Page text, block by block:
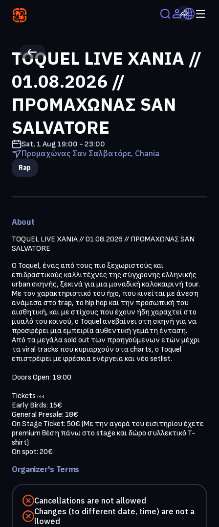
TOQUEL LIVE ΧΑΝΙΑ //
01.08.2026 //
ΠΡΟΜΑΧΩΝΑΣ SAN
SALVATORE
Sat, 1 Aug19:00 - 23:00
Προμαχώνας Σαν Σαλβατόρε, Chania
Rap
About
TOQUEL LIVE ΧΑΝΙΑ // 01.08.2026 // ΠΡΟΜΑΧΩΝΑΣ SAN
SALVATORE
Ο Toquel, ένας από τους πιο ξεχωριστούς και
επιδραστικούς καλλιτέχνες της σύγχρονης ελληνικής
urban σκηνής, ξεκινά για μια μοναδική καλοκαιρινή tour.
Με τον χαρακτηριστικό του ήχο, που κινείται με άνεση
ανάμεσα στο trap, το hip hop και την προσωπική του
αισθητική, και με στίχους που έχουν ήδη χαραχτεί στο
μυαλό του κοινού, ο Toquel ανεβαίνει στη σκηνή για να
προσφέρει μια εμπειρία αυθεντική γεμάτη ένταση.
Από τα μεγάλα sold out των προηγούμενων ετών μέχρι
τα viral tracks που κυριαρχούν στα charts, ο Toquel
επιστρέφει με φρέσκια ενέργεια και νέο setlist.
Doors Open: 19:00
Tickets 🎫
Early Birds: 15€
General Presale: 18€
On Stage Ticket: 50€ (Με την αγορά του εισιτηρίου έχετε
premium θέση πάνω στο stage και δώρο συλλεκτικό T-
shirt)
On spot: 20€
Organizer's Terms
Cancellations are not allowed
Changes (to different date, time) are not a
llowed